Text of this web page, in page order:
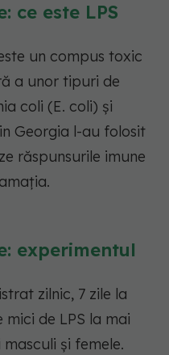
ce este LPS
un compus toxic
a unor tipuri de
coli (E. coli) și
Georgia l-au folosit
răspunsurile imune
experimentul
zilnic, 7 zile la
mici de LPS la mai
și femele.